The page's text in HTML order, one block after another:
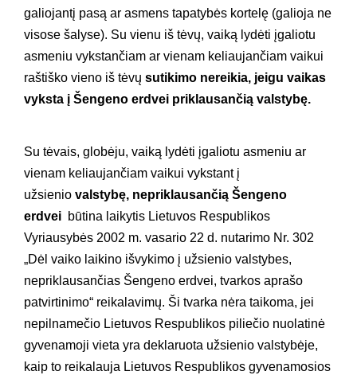
galiojantį pasą ar asmens tapatybės kortelę (galioja ne
visose šalyse). Su vienu iš tėvų, vaiką lydėti įgaliotu
asmeniu vykstančiam ar vienam keliaujančiam vaikui
raštiško vieno iš tėvų sutikimo nereikia, jeigu vaikas
vyksta į Šengeno erdvei priklausančią valstybę.
Su tėvais, globėju, vaiką lydėti įgaliotu asmeniu ar
vienam keliaujančiam vaikui vykstant į
užsienio valstybę, nepriklausančią Šengeno
erdvei būtina laikytis Lietuvos Respublikos
Vyriausybės 2002 m. vasario 22 d. nutarimo Nr. 302
„Dėl vaiko laikino išvykimo į užsienio valstybes,
nepriklausančias Šengeno erdvei, tvarkos aprašo
patvirtinimo“ reikalavimų. Ši tvarka nėra taikoma, jei
nepilnamečio Lietuvos Respublikos piliečio nuolatinė
gyvenamoji vieta yra deklaruota užsienio valstybėje,
kaip to reikalauja Lietuvos Respublikos gyvenamosios